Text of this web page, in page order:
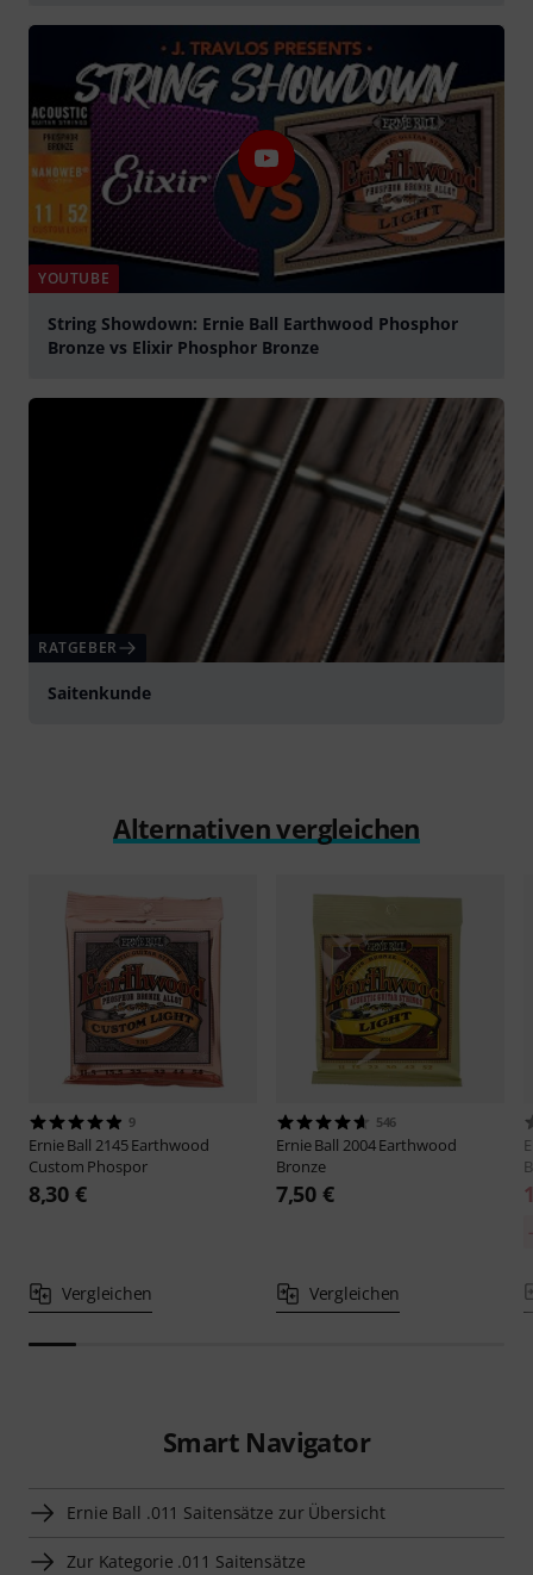
YOUTUBE
String Showdown: Ernie Ball Earthwood Phosphor
Bronze vs Elixir Phosphor Bronze
RATGEBER
Saitenkunde
Alternativen vergleichen
9
Ernie Ball 2145 Earthwood
Custom Phospor
8,30 €
Vergleichen
546
Ernie Ball 2004 Earthwood
Bronze
7,50 €
Vergleichen
Smart Navigator
Ernie Ball .011 Saitensätze zur Übersicht
Zur Kategorie .011 Saitensätze